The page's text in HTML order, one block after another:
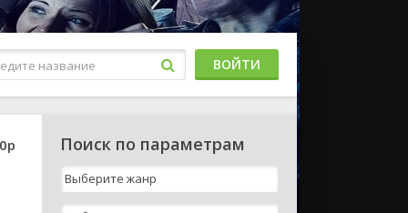
ВОЙТИ
Поиск по параметрам